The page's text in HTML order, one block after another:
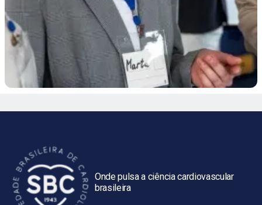
Onde pulsa a ciência cardiovascular
brasileira